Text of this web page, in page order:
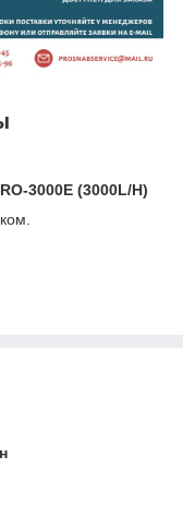
3000E (3000L/H)
танком.